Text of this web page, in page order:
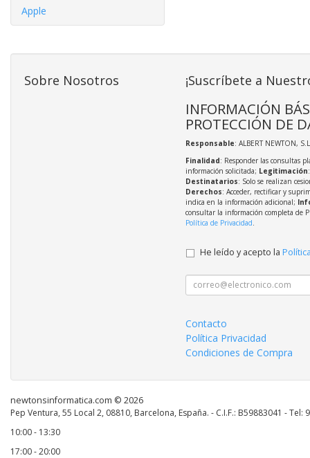
Apple
Sobre Nosotros ¡Suscríbete a
INFORMACIÓN
PROTECCIÓN DE
Responsable: ALBERT NEWTON,
Finalidad: Responder las consultas
información solicitada; Legitimación
Destinatarios: Solo se realizan
Derechos: Acceder, rectificar y
indica en la información adicional;
consultar la información completa de
Política de Privacidad.
He leído y acepto la
Contacto
Política Privacidad
Condiciones de Compra
newtonsinformatica.com © 2026
Pep Ventura, 55 Local 2, 08810, Barcelona, España. - C.I.F.: B59883041 - Tel:
10:00 - 13:30
17:00 - 20:00